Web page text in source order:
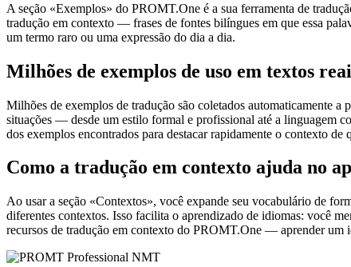
A seção «Exemplos» do PROMT.One é a sua ferramenta de
tradução em contexto — frases de fontes bilíngues em que essa
um termo raro ou uma expressão do dia a dia.
Milhões de exemplos de uso em textos
Milhões de exemplos de tradução são coletados automaticamente
situações — desde um estilo formal e profissional até a linguagem
dos exemplos encontrados para destacar rapidamente o contexto de
Como a tradução em contexto ajuda no
Ao usar a seção «Contextos», você expande seu vocabulário de
diferentes contextos. Isso facilita o aprendizado de idiomas: você
recursos de tradução em contexto do PROMT.One — aprender um